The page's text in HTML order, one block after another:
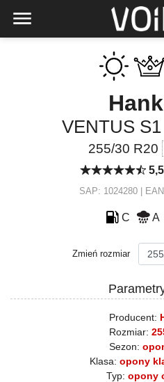
VENTUS
255/30 R20
5,5
SAP: 1024280 |
C A
Zmień rozmiar
Producent:
Rozmiar:
Sezon:
Klasa: opony
Typ: opony